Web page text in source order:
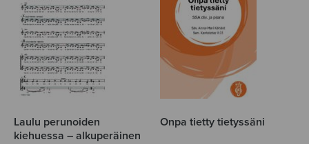
Laulu perunoiden
kiehuessa – alkuperäinen
Onpa tietty tietyssäni